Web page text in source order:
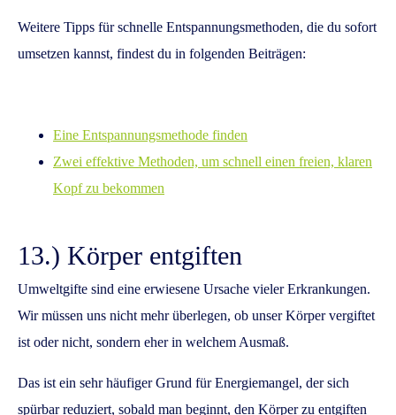
Weitere Tipps für schnelle Entspannungsmethoden, die du sofort
umsetzen kannst, findest du in folgenden Beiträgen:
Eine Entspannungsmethode finden
Zwei effektive Methoden, um schnell einen freien, klaren
Kopf zu bekommen
13.) Körper entgiften
Umweltgifte sind eine erwiesene Ursache vieler Erkrankungen.
Wir müssen uns nicht mehr überlegen, ob unser Körper vergiftet
ist oder nicht, sondern eher in welchem Ausmaß.
Das ist ein sehr häufiger Grund für Energiemangel, der sich
spürbar reduziert, sobald man beginnt, den Körper zu entgiften